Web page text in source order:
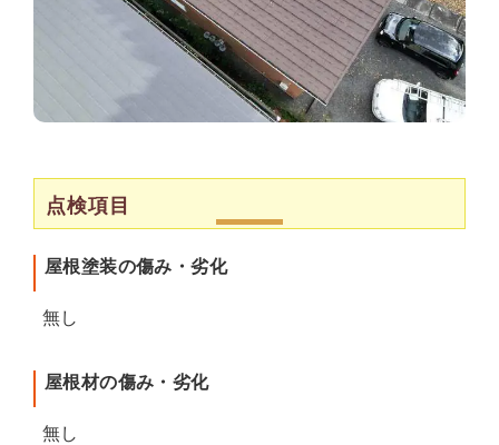
点検項目
屋根塗装の傷み・劣化
無し
屋根材の傷み・劣化
無し